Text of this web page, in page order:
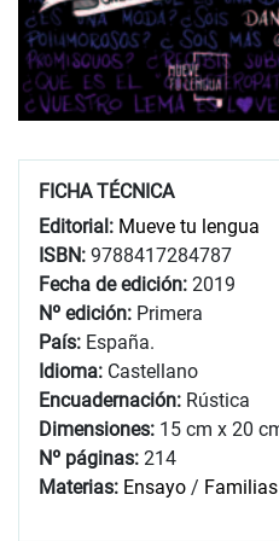
FICHA TÉCNICA
Editorial: Mueve tu lengua
ISBN: 9788417284787
Fecha de edición: 2019
Nº edición: Primera
País: España.
Idioma: Castellano
Encuadernación: Rústica
Dimensiones: 15 cm x 20
Nº páginas: 214
Materias: Ensayo /